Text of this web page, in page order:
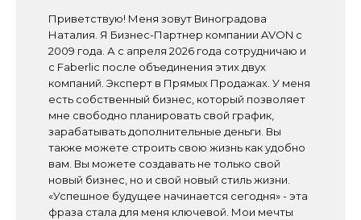
Приветствую! Меня зовут Виноградова
Наталия. Я Бизнес-Партнер компании AVON с
2009 года. А с апреля 2026 года сотрудничаю и
с Faberlic после объединения этих двух
компаний. Эксперт в Прямых Продажах. У меня
есть собственный бизнес, который позволяет
мне свободно планировать свой график,
зарабатывать дополнительные деньги. Вы
также можете строить свою жизнь как удобно
вам. Вы можете создавать не только свой
новый бизнес, но и свой новый стиль жизни.
«Успешное будущее начинается сегодня» - эта
фраза стала для меня ключевой. Мои мечты